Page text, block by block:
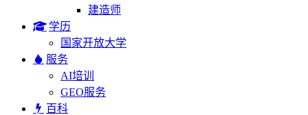
建造师
学历
国家开放大学
服务
AI培训
GEO服务
百科